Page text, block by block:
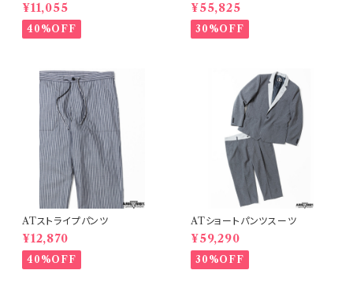
¥11,055
40%OFF
¥55,825
30%OFF
ATストライプパンツ
¥12,870
40%OFF
ATショートパンツスーツ
¥59,290
30%OFF